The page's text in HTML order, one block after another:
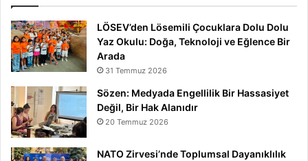
LÖSEV’den Lösemili Çocuklara Dolu Dolu
Yaz Okulu: Doğa, Teknoloji ve Eğlence Bir
Arada
31 Temmuz 2026
Sözen: Medyada Engellilik Bir Hassasiyet
Değil, Bir Hak Alanıdır
20 Temmuz 2026
NATO Zirvesi’nde Toplumsal Dayanıklılık